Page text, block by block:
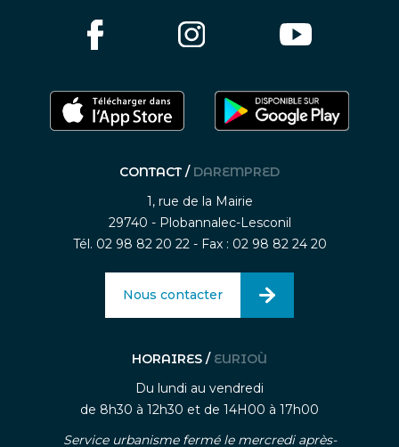
CONTACT / DAREMPRED
1, rue de la Mairie
29740 - Plobannalec-Lesconil
Tél. 02 98 82 20 22 - Fax : 02 98 82 24 20
Nous contacter
HORAIRES / EURIOÙ
Du lundi au vendredi
de 8h30 à 12h30 et de 14H00 à 17h00
Service urbanisme fermé le mercredi après-